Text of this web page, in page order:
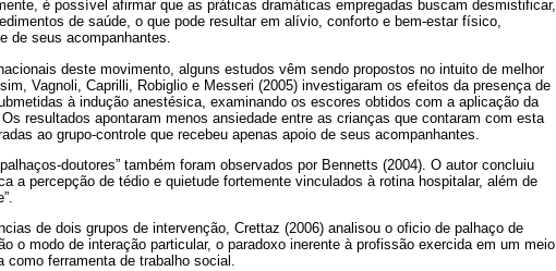
é possível afirmar que as práticas dramáticas empregadas buscam desmistificar,
de saúde, o que pode resultar em alívio, conforto e bem-estar físico,
de seus acompanhantes.
deste movimento, alguns estudos vêm sendo propostos no intuito de melhor
Vagnoli, Caprilli, Robiglio e Messeri (2005) investigaram os efeitos da presença de
à indução anestésica, examinando os escores obtidos com a aplicação da
. Os resultados apontaram menos ansiedade entre as crianças que contaram com esta
ao grupo-controle que recebeu apenas apoio de seus acompanhantes.
doutores” também foram observados por Bennetts (2004). O autor concluiu
a percepção de tédio e quietude fortemente vinculados à rotina hospitalar, além de
de dois grupos de intervenção, Crettaz (2006) analisou o oficio de palhaço de
o modo de interação particular, o paradoxo inerente à profissão exercida em um meio
como ferramenta de trabalho social.